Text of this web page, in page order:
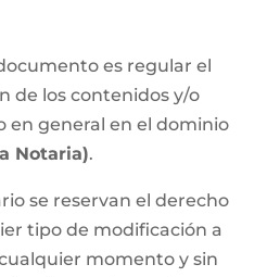
es regular el
de los contenidos y/o
en general en el dominio
Notaria).
se reservan el derecho
tipo de modificación a
momento y sin